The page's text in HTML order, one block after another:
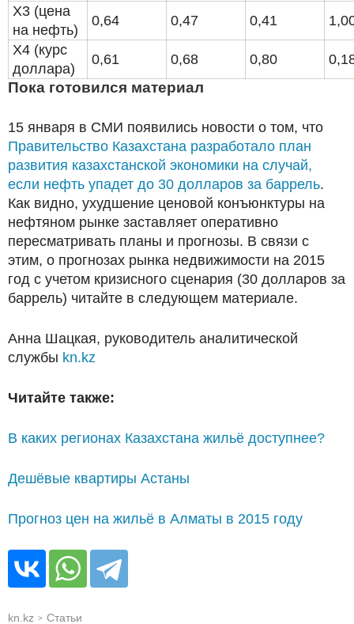
X3 (цена
на нефть)
0,64 0,47 0,41
Х4 (курс
доллара)
0,61 0,68 0,80
Пока готовился материал
15 января в СМИ появились новости о том, что
Правительство Казахстана разработало план
развития казахстанской экономики на случай,
если нефть упадет до 30 долларов за баррель.
Как видно, ухудшение ценовой конъюнктуры на
нефтяном рынке заставляет оперативно
пересматривать планы и прогнозы. В связи с
этим, о прогнозах рынка недвижимости на 2015
год с учетом кризисного сценария (30 долларов за
баррель) читайте в следующем материале.
Анна Шацкая, руководитель аналитической
службы kn.kz
Читайте также:
В каких регионах Казахстана жильё доступнее?
Дешёвые квартиры Астаны
Прогноз цен на жильё в Алматы в 2015 году
kn.kz > Статьи